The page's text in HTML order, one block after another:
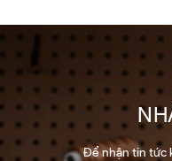
Để nhận tin tức